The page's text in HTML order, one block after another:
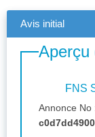
Avis initial
Aperçu
FNS
Annonce No